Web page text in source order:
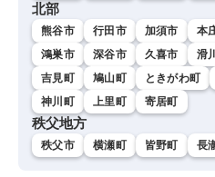
北部
熊谷市 行田市 加須市 本
鴻巣市
深谷市 久喜市 滑
吉見町
鳩山町 ときがわ町
神川町
上里町 寄居町
秩父地方
秩父市 横瀬町 皆野町 長